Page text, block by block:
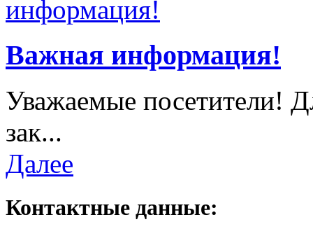
Важная информация!
Уважаемые посетители!
зак...
Далее
Контактные данные: